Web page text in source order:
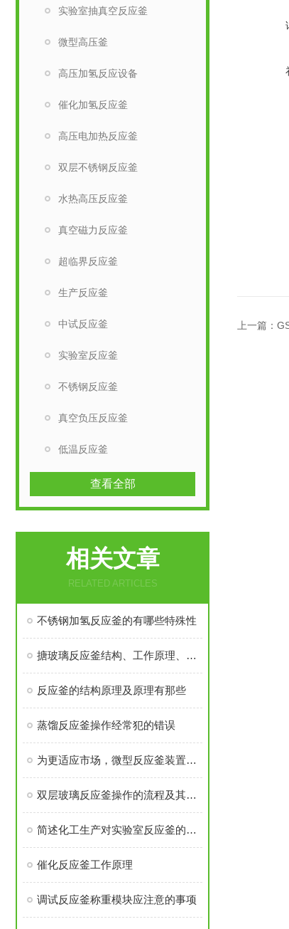
实验室抽真空反应釜
微型高压釜
高压加氢反应设备
催化加氢反应釜
高压电加热反应釜
双层不锈钢反应釜
水热高压反应釜
真空磁力反应釜
超临界反应釜
生产反应釜
中试反应釜
实验室反应釜
不锈钢反应釜
真空负压反应釜
低温反应釜
查看全部
相关文章
RELATED ARTICLES
不锈钢加氢反应釜的有哪些特殊性
搪玻璃反应釜结构、工作原理、使用注意事项
反应釜的结构原理及原理有那些
蒸馏反应釜操作经常犯的错误
为更适应市场，微型反应釜装置未来应朝这三个方向发展
双层玻璃反应釜操作的流程及其注意的问题
简述化工生产对实验室反应釜的要求
催化反应釜工作原理
调试反应釜称重模块应注意的事项
上一篇：